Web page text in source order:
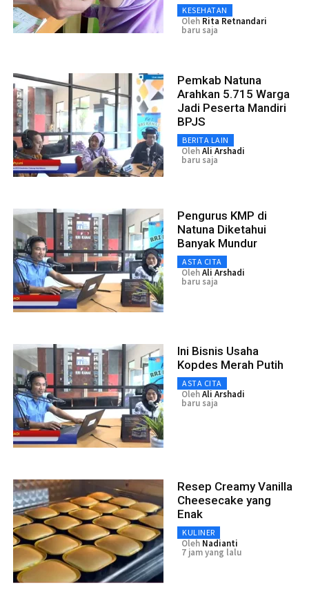
KESEHATAN
Oleh Rita Retnandari
baru saja
Pemkab Natuna
Arahkan 5.715 Warga
Jadi Peserta Mandiri
BPJS
BERITA LAIN
OlehAli Arshadi
baru saja
Pengurus KMP di
Natuna Diketahui
Banyak Mundur
ASTA CITA
OlehAli Arshadi
baru saja
Ini Bisnis Usaha
Kopdes Merah Putih
ASTA CITA
OlehAli Arshadi
baru saja
Resep Creamy Vanilla
Cheesecake yang
Enak
KULINER
Oleh Nadianti
7 jam yang lalu